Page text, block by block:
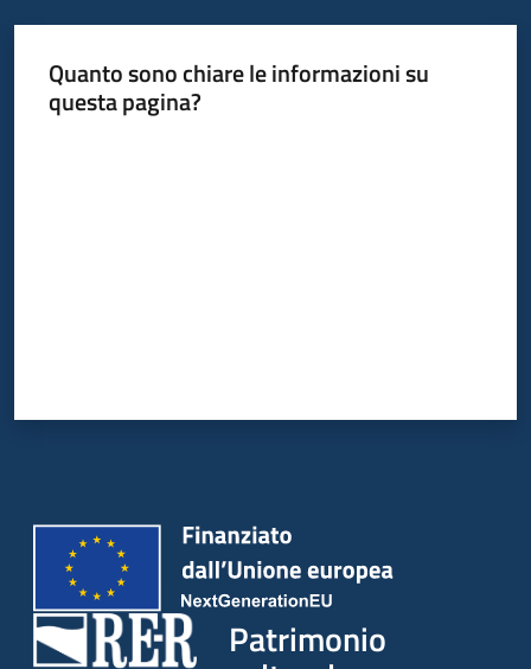
Seguici
Quanto sono chiare le informazioni su
questa pagina?
Patrimonio